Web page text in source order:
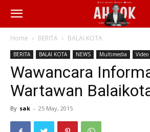
Home BERITA BALAI KOTA
BERITA BALAI KOTA NEWS Multimedia
Wawancara
Wartawan
By sak - 25 May, 2015